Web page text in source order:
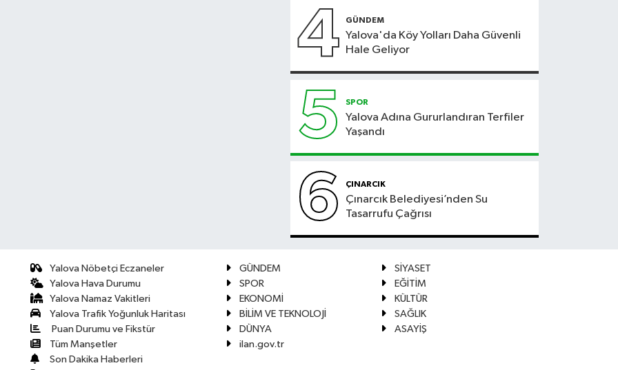
4 GÜNDEM
Yalova'da Köy Yolları Daha Güvenli
Hale Geliyor
5 SPOR
Yalova Adına Gururlandıran Terfiler
Yaşandı
6 ÇINARCIK
Çınarcık Belediyesi’nden Su
Tasarrufu Çağrısı
Yalova Nöbetçi Eczaneler
Yalova Hava Durumu
Yalova Namaz Vakitleri
Yalova Trafik Yoğunluk Haritası
Puan Durumu ve Fikstür
Tüm Manşetler
Son Dakika Haberleri
GÜNDEM
SİYASET
SPOR
EĞİTİM
EKONOMİ
KÜLTÜR
BİLİM VE TEKNOLOJİ
SAĞLIK
DÜNYA
ASAYİŞ
ilan.gov.tr